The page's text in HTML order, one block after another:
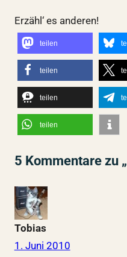
Erzähl‘ es anderen!
teilen
teilen
teilen
teilen
5 Kommentare zu
Tobias
1. Juni 2010